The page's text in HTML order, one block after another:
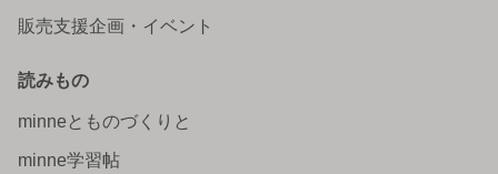
販売支援企画・イベント
読みもの
minneとものづくりと
minne学習帖